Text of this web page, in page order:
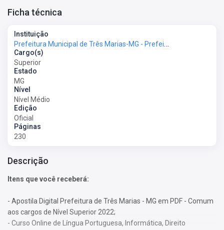
Ficha técnica
Instituição
Prefeitura Municipal de Três Marias-MG - Prefeitura de Três Marias-MG
Cargo(s)
Superior
Estado
MG
Nível
Nível Médio
Edição
Oficial
Páginas
230
Descrição
Itens que você receberá:
- Apostila Digital Prefeitura de Três Marias - MG em PDF - Comum
aos cargos de Nível Superior 2022;
- Curso Online de Língua Portuguesa, Informática, Direito